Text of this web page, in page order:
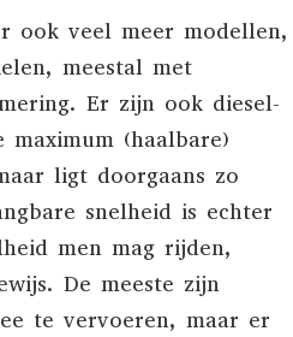
ook veel meer modellen,
meestal met
. Er zijn ook diesel-
(haalbare)
ligt doorgaans zo
snelheid is echter
men mag rijden,
De meeste zijn
te vervoeren, maar er